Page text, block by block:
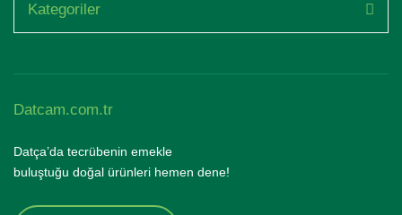
Kategoriler
Datcam.com.tr
Datça’da tecrübenin emekle
buluştuğu doğal ürünleri hemen dene!